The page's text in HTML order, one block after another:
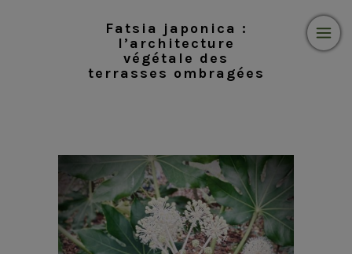
Fatsia japonica :
l’architecture
végétale des
terrasses ombragées